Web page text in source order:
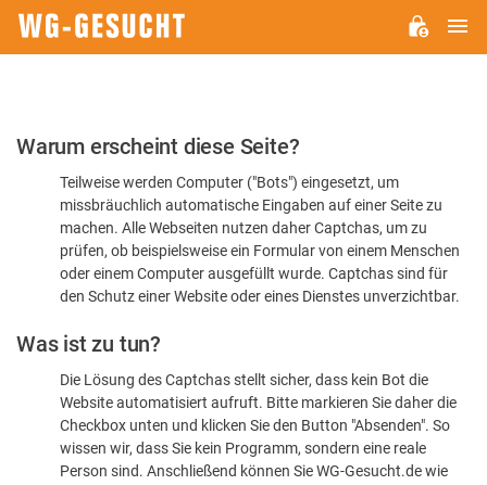
Bitte
dass
sind
Warum erscheint diese Seite?
Teilweise werden Computer ("Bots") eingesetzt, um
missbräuchlich automatische Eingaben auf einer Seite zu
machen. Alle Webseiten nutzen daher Captchas, um zu
prüfen, ob beispielsweise ein Formular von einem Menschen
oder einem Computer ausgefüllt wurde. Captchas sind für
den Schutz einer Website oder eines Dienstes unverzichtbar.
Was ist zu tun?
Die Lösung des Captchas stellt sicher, dass kein Bot die
Website automatisiert aufruft. Bitte markieren Sie daher die
Checkbox unten und klicken Sie den Button "Absenden". So
wissen wir, dass Sie kein Programm, sondern eine reale
Person sind. Anschließend können Sie WG-Gesucht.de wie